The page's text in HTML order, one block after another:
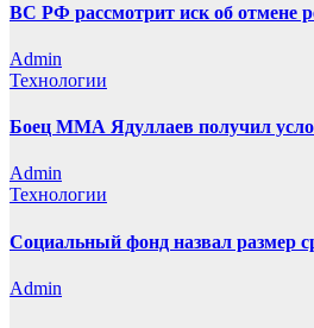
ВС РФ рассмотрит иск об отмене
Admin
Технологии
Боец ММА Ядуллаев получил
Admin
Технологии
Социальный фонд назвал размер
Admin